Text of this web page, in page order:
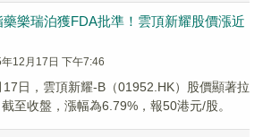
藥樂瑞泊獲FDA批準！雲頂新耀股價漲近
12月17日 下午7:46
17日，雲頂新耀-B（01952.HK）股價顯著拉
至收盤，漲幅為6.79%，報50港元/股。